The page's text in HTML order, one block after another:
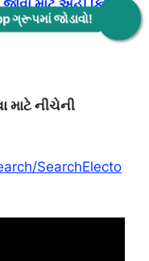
ગ્રૂપમાં જોડાવો!
માટે અહીં ક્લિક
માટે નીચેની
SearchElecto